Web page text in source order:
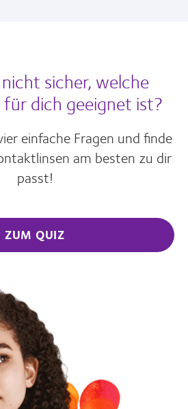
sicher, welche
dich geeignet ist?
einfache Fragen und finde
am besten zu dir
passt!
ZUM QUIZ